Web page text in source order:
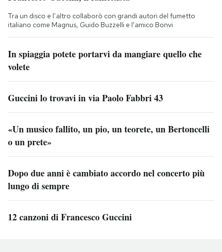
Tra un disco e l’altro collaborò con grandi autori del fumetto
italiano come Magnus, Guido Buzzelli e l’amico Bonvi
In spiaggia potete portarvi da mangiare quello che
volete
Guccini lo trovavi in via Paolo Fabbri 43
«Un musico fallito, un pio, un teorete, un Bertoncelli
o un prete»
Dopo due anni è cambiato accordo nel concerto più
lungo di sempre
12 canzoni di Francesco Guccini